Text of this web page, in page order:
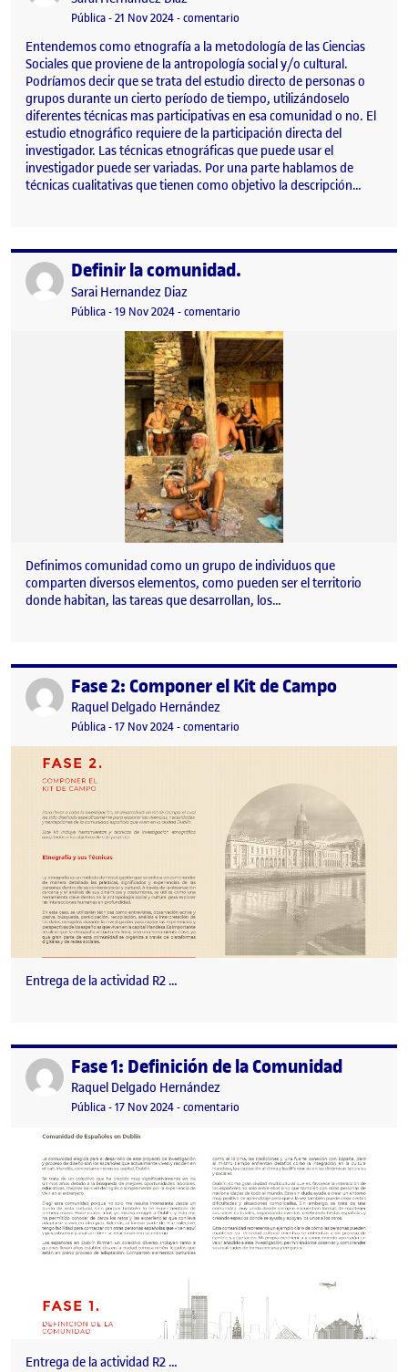
Visibilidad:
Pública-Fecha de publicación
21 Nov 2024-comentario
Entendemos como etnografía a la metodología de las Ciencias
Sociales que proviene de la antropología social y/o cultural.
Podríamos decir que se trata del estudio directo de personas o
grupos durante un cierto período de tiempo, utilizándoselo
diferentes técnicas mas participativas en esa comunidad o no. El
estudio etnográfico requiere de la participación directa del
investigador. Las técnicas etnográficas que puede usar el
investigador puede ser variadas. Por una parte hablamos de
técnicas cualitativas que tienen como objetivo la descripción…
Publicado porDefinir la comunidad.
Publicado por
Sarai Hernandez Diaz
Visibilidad:
Pública-Fecha de publicación
19 Nov 2024-comentario
Definimos comunidad como un grupo de individuos que
comparten diversos elementos, como pueden ser el territorio
donde habitan, las tareas que desarrollan, los…
Publicado porFase 2: Componer el Kit de Campo
Publicado por
Raquel Delgado Hernández
Visibilidad:
Pública-Fecha de publicación
17 Nov 202417 noviembre, 2024 2:40 am
-comentario
Entrega de la actividad R2 …
Publicado porFase 1: Definición de la Comunidad
Publicado por
Raquel Delgado Hernández
Visibilidad:
Pública-Fecha de publicación
17 Nov 2024-comentario
Entrega de la actividad R2 …